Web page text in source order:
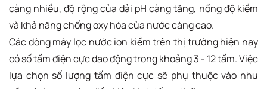
càng nhiều, độ rộng của dải pH càng tăng, nồng độ kiềm
và khả năng chống oxy hóa của nước càng cao.
Các dòng máy lọc nước ion kiềm trên thị trường hiện nay
có số tấm điện cực dao động trong khoảng 3 - 12 tấm. Việc
lựa chọn số lượng tấm điện cực sẽ phụ thuộc vào nhu